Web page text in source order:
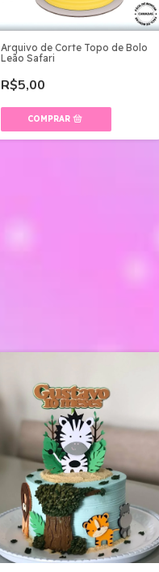
Arquivo de Corte Topo de Bolo
Leão Safari
R$5,00